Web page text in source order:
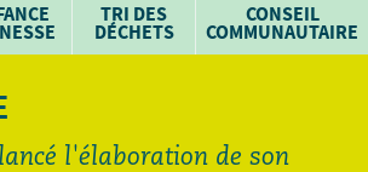
TRI DES
DÉCHETS
CONSEIL
COMMUNAUTAIRE
l'élaboration de son